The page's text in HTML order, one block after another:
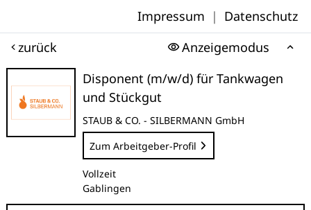
Impressum | Datenschutz
zurück
Anzeigemodus
Disponent (m/w/d) für Tankwagen
und Stückgut
STAUB & CO. - SILBERMANN GmbH
Zum Arbeitgeber-Profil
Vollzeit
Gablingen